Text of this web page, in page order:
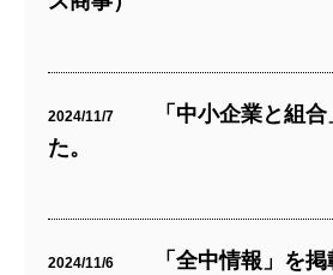
2024/11/7
「中小企業と組合
た。
2024/11/6 「全中情報」を掲